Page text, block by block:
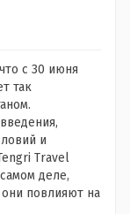
с 30 июня
так
и
Travel
деле,
повлияют на